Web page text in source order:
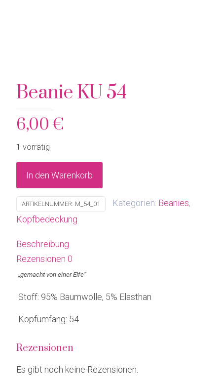
Beanie KU 54
6,00 €
1 vorrätig
In den Warenkorb
ARTIKELNUMMER: M_54_01 Kategorien: Beanies,
Kopfbedeckung
Beschreibung
Rezensionen 0
„gemacht von einer Elfe“
Stoff: 95% Baumwolle, 5% Elasthan
Kopfumfang: 54
Rezensionen
Es gibt noch keine Rezensionen.